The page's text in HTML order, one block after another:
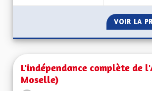
VOIR LA
L'indépendance complète de
Moselle)